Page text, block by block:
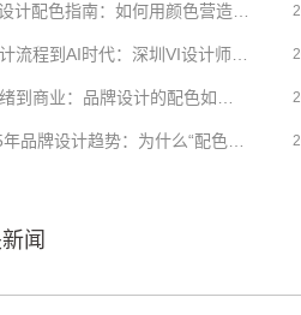
logo设计配色指南：如何用颜色营造温度与记忆点
从设计流程到AI时代：深圳VI设计师的成长路径
闻